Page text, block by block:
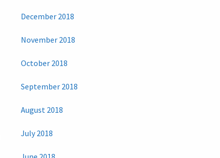
December 2018
November 2018
October 2018
September 2018
August 2018
July 2018